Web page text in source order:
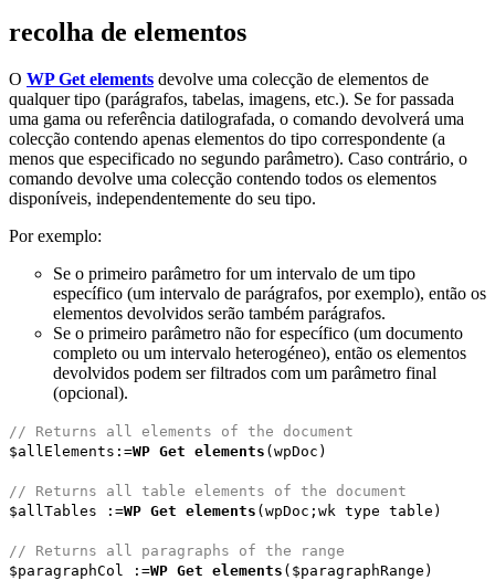
recolha de elementos
O WP Get elements devolve uma colecção de elementos de
qualquer tipo (parágrafos, tabelas, imagens, etc.). Se for passada
uma gama ou referência datilografada, o comando devolverá uma
colecção contendo apenas elementos do tipo correspondente (a
menos que especificado no segundo parâmetro). Caso contrário, o
comando devolve uma colecção contendo todos os elementos
disponíveis, independentemente do seu tipo.
Por exemplo:
Se o primeiro parâmetro for um intervalo de um tipo
específico (um intervalo de parágrafos, por exemplo), então os
elementos devolvidos serão também parágrafos.
Se o primeiro parâmetro não for específico (um documento
completo ou um intervalo heterogéneo), então os elementos
devolvidos podem ser filtrados com um parâmetro final
(opcional).
// Returns all elements of the document
$allElements :=WP Get elements (wpDoc )
// Returns all table elements of the document
$allTables :=WP Get elements (wpDoc ; wk type table )
// Returns all paragraphs of the range
$paragraphCol
:=WP Get elements ( $paragraphRange )